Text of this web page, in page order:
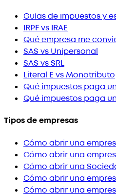
Guías de impuestos y
IRPF vs IRAE
Qué empresa me
SAS vs Unipersonal
SAS vs SRL
Literal E vs Monotributo
Qué impuestos paga
Qué impuestos paga
Tipos de empresas
Cómo abrir una
Cómo abrir una
Cómo abrir una
Cómo abrir una
Cómo abrir una